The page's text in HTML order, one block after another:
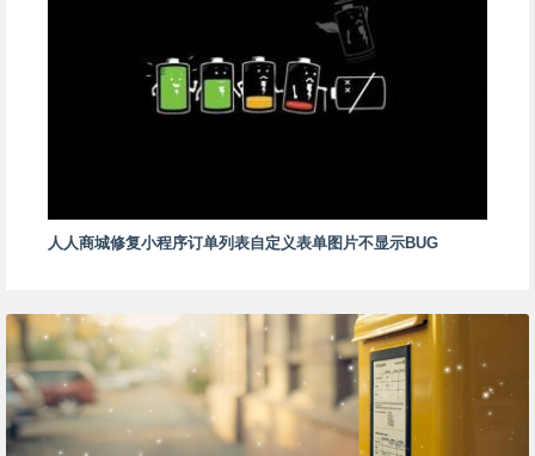
人人商城修复小程序订单列表自定义表单图片不显示BUG